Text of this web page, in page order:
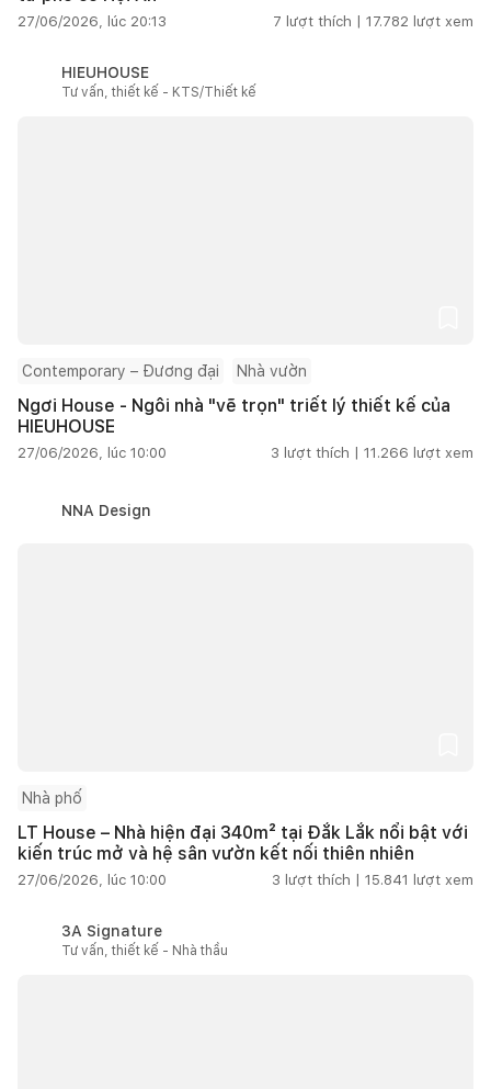
27/06/2026, lúc 20:13 7 lượt thích | 17.782 lượt xem
HIEUHOUSE
Tư vấn, thiết kế - KTS/Thiết kế
Contemporary – Đương đại Nhà vườn
Ngơi House - Ngôi nhà "vẽ trọn" triết lý thiết kế của
HIEUHOUSE
27/06/2026, lúc 10:00 3 lượt thích | 11.266 lượt xem
NNA Design
Nhà phố
LT House – Nhà hiện đại 340m² tại Đắk Lắk nổi bật với
kiến trúc mở và hệ sân vườn kết nối thiên nhiên
27/06/2026, lúc 10:00 3 lượt thích | 15.841 lượt xem
3A Signature
Tư vấn, thiết kế - Nhà thầu